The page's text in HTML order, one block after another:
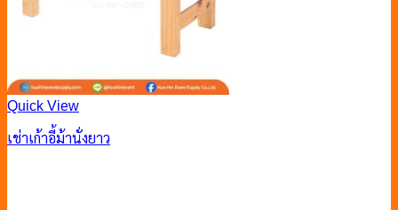
Quick View
เช่าเก้าอี้ม้านั่งยาว